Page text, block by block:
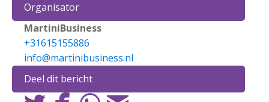
Organisator
MartiniBusiness
+31615155886
info@martinibusiness.nl
Deel dit bericht